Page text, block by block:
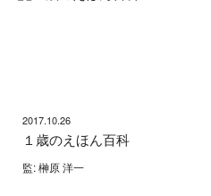
2017.10.26
１歳のえほん百科
監: 榊原 洋一